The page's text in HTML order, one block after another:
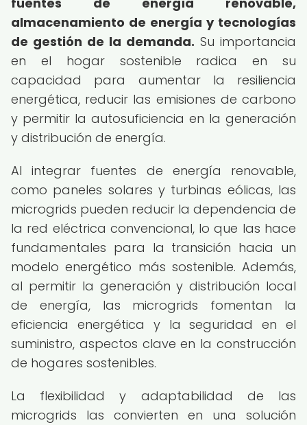
almacenamiento de energía y tecnologías
de gestión de la demanda. Su importancia
en el hogar sostenible radica en su
capacidad para aumentar la resiliencia
energética, reducir las emisiones de carbono
y permitir la autosuficiencia en la generación
y distribución de energía.
Al integrar fuentes de energía renovable,
como paneles solares y turbinas eólicas, las
microgrids pueden reducir la dependencia de
la red eléctrica convencional, lo que las hace
fundamentales para la transición hacia un
modelo energético más sostenible. Además,
al permitir la generación y distribución local
de energía, las microgrids fomentan la
eficiencia energética y la seguridad en el
suministro, aspectos clave en la construcción
de hogares sostenibles.
La flexibilidad y adaptabilidad de las
microgrids las convierten en una solución